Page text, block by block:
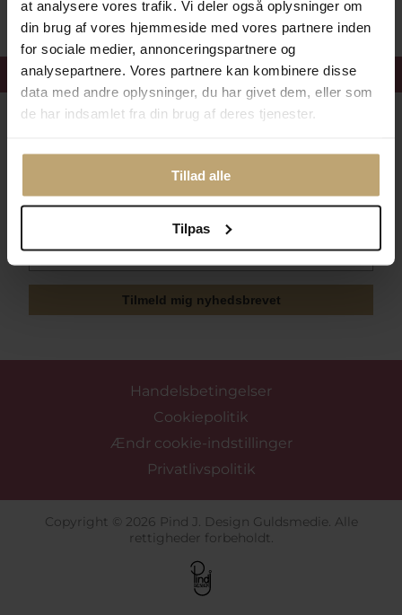
at analysere vores trafik. Vi deler også oplysninger om
din brug af vores hjemmeside med vores partnere inden
for sociale medier, annonceringspartnere og
analysepartnere. Vores partnere kan kombinere disse
data med andre oplysninger, du har givet dem, eller som
de har indsamlet fra din brug af deres tjenester.
Tillad alle
Tilpas
Få 15% velkomstrabat
Følg med i vores nyhedsbrev
Tilmeld mig nyhedsbrevet
Handelsbetingelser
Cookiepolitik
Ændr cookie-indstillinger
Privatlivspolitik
Copyright © 2026 Pind J. Design Guldsmedie. Alle
rettigheder forbeholdt.